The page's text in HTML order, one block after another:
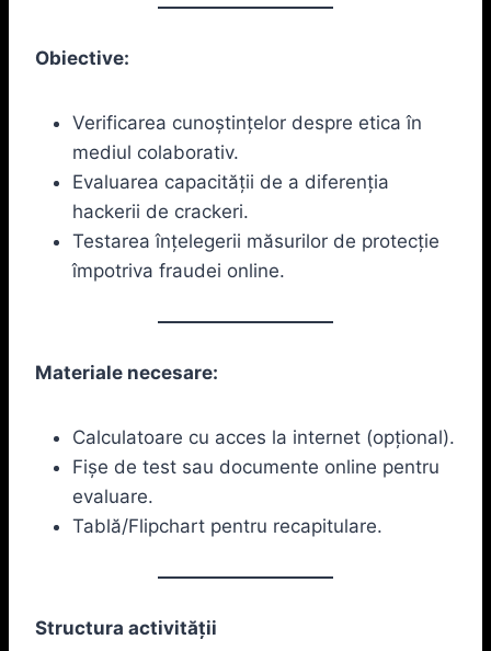
Obiective:
Verificarea cunoștințelor despre etica în
mediul colaborativ.
Evaluarea capacității de a diferenția
hackerii de crackeri.
Testarea înțelegerii măsurilor de protecție
împotriva fraudei online.
Materiale necesare:
Calculatoare cu acces la internet (opțional).
Fișe de test sau documente online pentru
evaluare.
Tablă/Flipchart pentru recapitulare.
Structura activității